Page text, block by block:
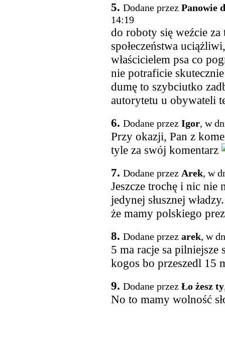
5. Dodane przez Panowie
14:19
do roboty się weźcie za
społeczeństwa
właścicielem psa co
nie potraficie
dumę to szybciutko
autorytetu u obywateli
6. Dodane przez Igor, w
Przy okazji, Pan z
tyle za swój komentarz
7. Dodane przez Arek, w
Jeszcze trochę i nic nie
jedynej słusznej
że mamy polskiego
8. Dodane przez arek, w
5 ma racje sa
kogos bo przeszedl 15
9. Dodane przez Ło żesz ty
No to mamy wolność